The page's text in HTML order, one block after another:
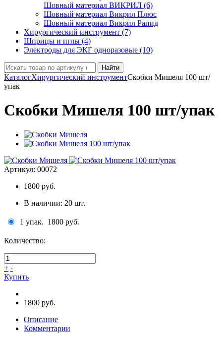
Шовный материал ВИКРИЛ (6)
Шовный материал Викрил Плюс
Шовный материал Викрил Рапид
Хирургический инструмент (7)
Шприцы и иглы (4)
Электроды для ЭКГ одноразовые (10)
Найти
КаталогХирургический инструментСкобки Мишеля 100 шт/
упак
Скобки Мишеля 100 шт/упак
Артикул: 00072
1800 руб.
В наличии: 20 шт.
1 упак. 1800 руб.
Количество:
+ -
Купить
1800 руб.
Описание
Комментарии